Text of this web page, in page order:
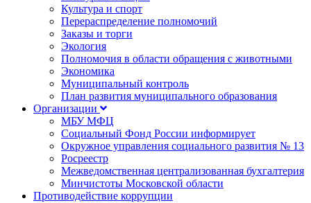
Культура и спорт
Перераспределение полномочий
Заказы и торги
Экология
Полномочия в области обращения с животными
Экономика
Муниципальный контроль
План развития муниципального образования
Организации
МБУ МФЦ
Социальный Фонд России информирует
Окружное управления социального развития № 13
Росреестр
Межведомственная централизованная бухгалтерия
Минчистоты Московской области
Противодействие коррупции